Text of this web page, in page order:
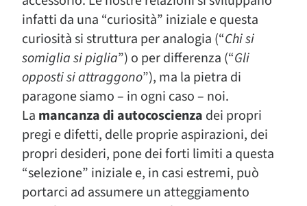
infatti da una “curiosità” iniziale e questa
curiosità si struttura per analogia (“Chi si
somiglia si piglia”) o per differenza (“Gli
opposti si attraggono”), ma la pietra di
paragone siamo – in ogni caso – noi.
La mancanza di autocoscienza dei propri
pregi e difetti, delle proprie aspirazioni, dei
propri desideri, pone dei forti limiti a questa
“selezione” iniziale e, in casi estremi, può
portarci ad assumere un atteggiamento